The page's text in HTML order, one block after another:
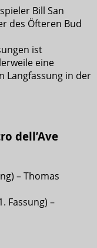
Bill San
des Öfteren Bud
ist
eine
Langfassung in der
dell’Ave
– Thomas
Fassung) –